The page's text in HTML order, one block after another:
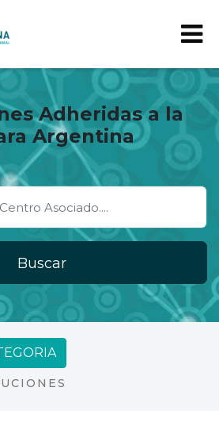
Adheridas a la
Argentina
Buscar